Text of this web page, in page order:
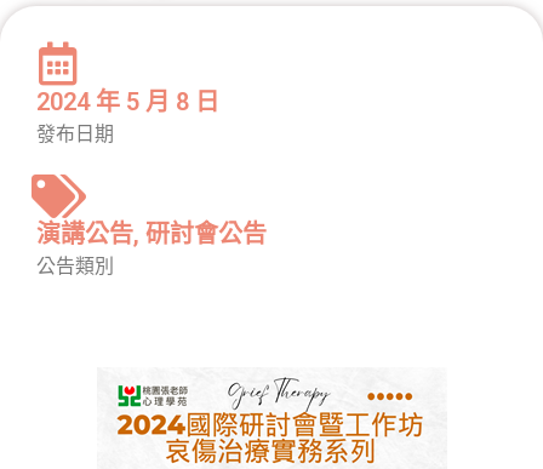
2024 年 5 月 8 日
發布日期
演講公告, 研討會公告
公告類別